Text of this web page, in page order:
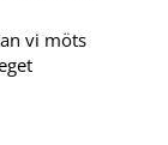
vi möts